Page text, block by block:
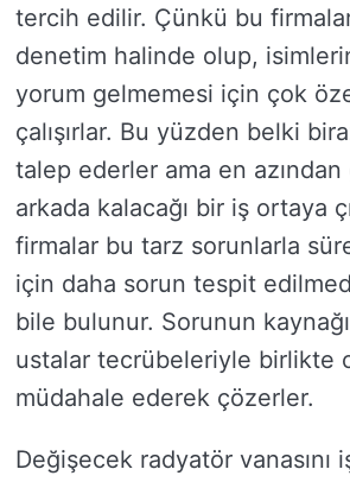
tercih edilir. Çünkü bu
denetim halinde olup,
yorum gelmemesi için çok
çalışırlar. Bu yüzden belki
talep ederler ama en
arkada kalacağı bir iş ortaya
firmalar bu tarz sorunlarla
için daha sorun tespit
bile bulunur. Sorunun
ustalar tecrübeleriyle birlikte
müdahale ederek çözerler.
Değişecek radyatör vanasını